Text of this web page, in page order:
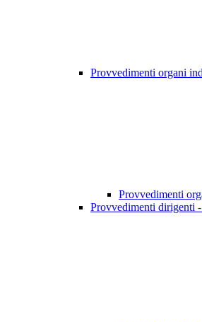
Provvedimenti organi
Provvedimenti
Provvedimenti dirigenti